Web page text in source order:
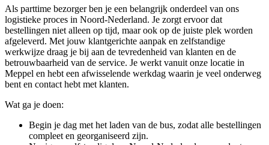
Als parttime bezorger ben je een belangrijk onderdeel van ons
logistieke proces in Noord-Nederland. Je zorgt ervoor dat
bestellingen niet alleen op tijd, maar ook op de juiste plek worden
afgeleverd. Met jouw klantgerichte aanpak en zelfstandige
werkwijze draag je bij aan de tevredenheid van klanten en de
betrouwbaarheid van de service. Je werkt vanuit onze locatie in
Meppel en hebt een afwisselende werkdag waarin je veel onderweg
bent en contact hebt met klanten.
Wat ga je doen:
Begin je dag met het laden van de bus, zodat alle bestellingen
compleet en georganiseerd zijn.